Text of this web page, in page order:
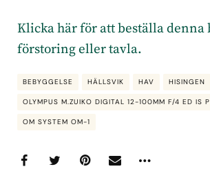
Klicka här för att beställa denna
förstoring eller tavla.
BEBYGGELSE HÄLLSVIK HAV HISINGEN
OLYMPUS M.ZUIKO DIGITAL 12-100MM F/4 ED IS
OM SYSTEM OM-1